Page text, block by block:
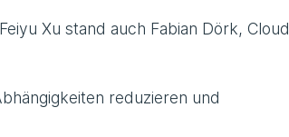
Xu stand auch Fabian Dörk, Cloud
reduzieren und